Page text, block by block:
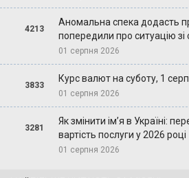
4213
Аномальна спека додасть
попередили про ситуацію зі
01 серпня 2026
3833
Курс валют на суботу, 1
01 серпня 2026
3281
Як змінити ім’я в Україні:
вартість послуги у 2026 році
01 серпня 2026